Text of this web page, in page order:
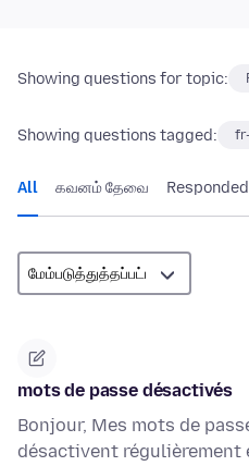
Showing questions for topic:
Showing questions tagged:
All கவனம் தேவை Responded
mots de passe désactivés
Bonjour, Mes mots de
désactivent régulièrement